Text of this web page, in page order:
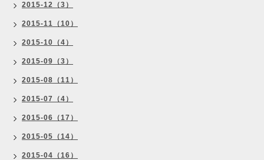
2015-12（3）
2015-11（10）
2015-10（4）
2015-09（3）
2015-08（11）
2015-07（4）
2015-06（17）
2015-05（14）
2015-04（16）